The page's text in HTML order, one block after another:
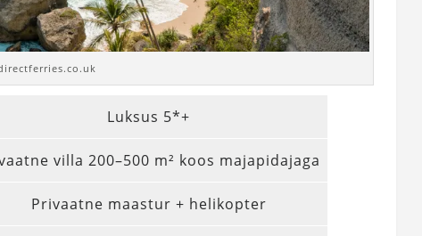
Luksus 5*+
villa 200–500 m² koos majapidajaga
Privaatne maastur + helikopter